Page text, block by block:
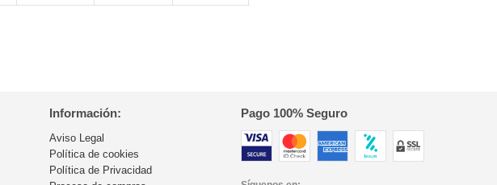
Información:
Aviso Legal
Política de cookies
Política de Privacidad
Pago 100% Seguro